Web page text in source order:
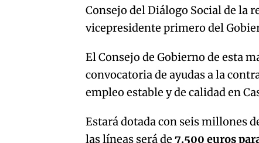
Consejo del Diálogo Social de la
vicepresidente primero del
El Consejo de Gobierno de esta
convocatoria de ayudas a la
empleo estable y de calidad en
Estará dotada con seis millones
las líneas será de 7.500 euros